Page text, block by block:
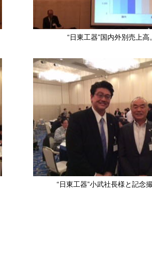
“日東工器”国内外別売上高。
“日東工器”小武社長様と記念撮